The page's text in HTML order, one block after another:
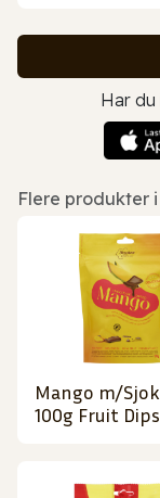
Har du
Flere produkter
Mango m/
100g Fruit Dips